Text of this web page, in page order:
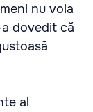
nu voia
dovedit că
al